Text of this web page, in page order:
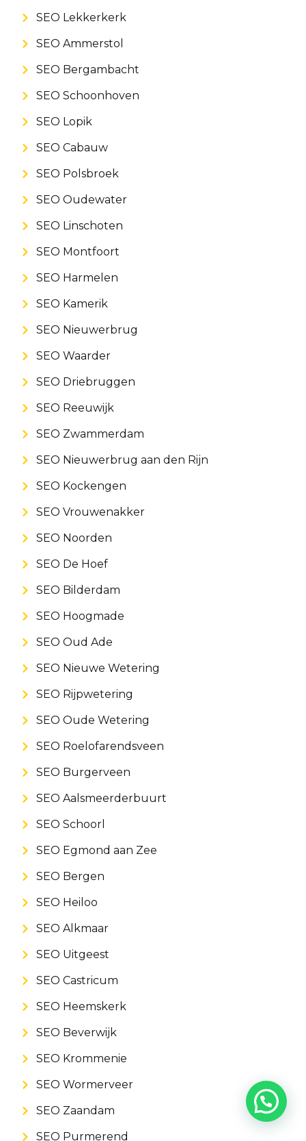
SEO Lekkerkerk
SEO Ammerstol
SEO Bergambacht
SEO Schoonhoven
SEO Lopik
SEO Cabauw
SEO Polsbroek
SEO Oudewater
SEO Linschoten
SEO Montfoort
SEO Harmelen
SEO Kamerik
SEO Nieuwerbrug
SEO Waarder
SEO Driebruggen
SEO Reeuwijk
SEO Zwammerdam
SEO Nieuwerbrug aan den Rijn
SEO Kockengen
SEO Vrouwenakker
SEO Noorden
SEO De Hoef
SEO Bilderdam
SEO Hoogmade
SEO Oud Ade
SEO Nieuwe Wetering
SEO Rijpwetering
SEO Oude Wetering
SEO Roelofarendsveen
SEO Burgerveen
SEO Aalsmeerderbuurt
SEO Schoorl
SEO Egmond aan Zee
SEO Bergen
SEO Heiloo
SEO Alkmaar
SEO Uitgeest
SEO Castricum
SEO Heemskerk
SEO Beverwijk
SEO Krommenie
SEO Wormerveer
SEO Zaandam
SEO Purmerend